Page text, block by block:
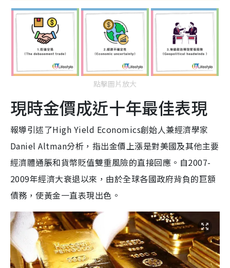
點擊圖片放大
現時金價成近十年最佳表現
報導引述了High Yield Economics創始人兼經濟學家
Daniel Altman分析，指出金價上漲是對美國及其他主要
經濟體通脹和貨幣貶值雙重風險的直接回應。自2007-
2009年經濟大衰退以來，由於全球各國政府背負的巨額
債務，使黃金一直表現出色。